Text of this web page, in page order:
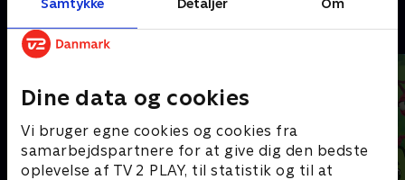
Dine data og cookies
Vi bruger egne cookies og cookies fra
samarbejdspartnere for at give dig den bedste
oplevelse af TV 2 PLAY, til statistik og til at
Andre så også